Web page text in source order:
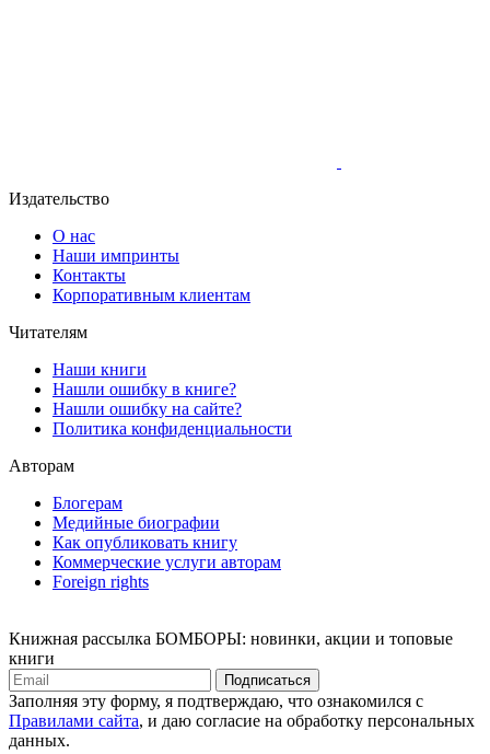
Издательство
О нас
Наши импринты
Контакты
Корпоративным клиентам
Читателям
Наши книги
Нашли ошибку в книге?
Нашли ошибку на сайте?
Политика конфиденциальности
Авторам
Блогерам
Медийные биографии
Как опубликовать книгу
Коммерческие услуги авторам
Foreign rights
Книжная рассылка БОМБОРЫ: новинки, акции и топовые
книги
Подписаться
Заполняя эту форму, я подтверждаю, что ознакомился с
Правилами сайта, и даю согласие на обработку персональных
данных.